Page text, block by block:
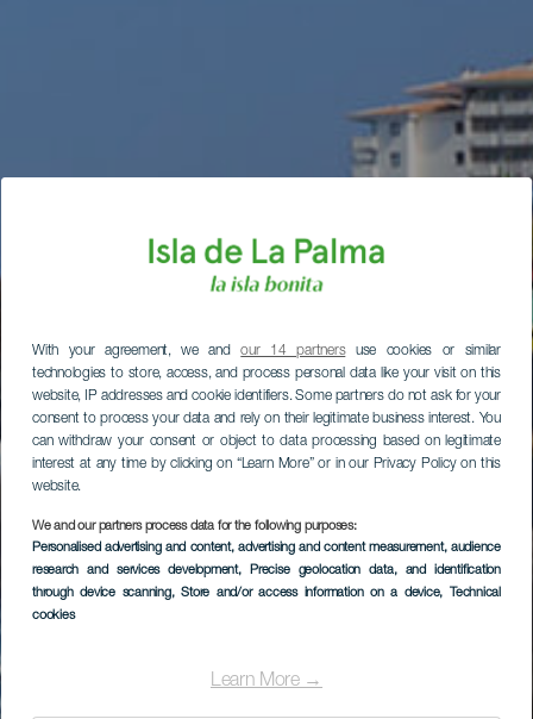
With your agreement, we andour 14 partnersuse cookies or similar
technologies to store, access, and process personal data like your visit on this
website, IP addresses and cookie identifiers. Some partners do not ask for your
consent to process your data and rely on their legitimate business interest. You
can withdraw your consent or object to data processing based on legitimate
interest at any time by clicking on “Learn More” or in our Privacy Policy on this
website.
We and our partners process data for the following purposes:
Personalised advertising and content, advertising and content measurement, audience
research and services development, Precise geolocation data, and identification
through device scanning, Store and/or access information on a device, Technical
cookies
Learn More →